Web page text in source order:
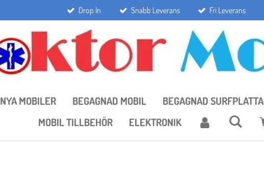
Drop In Snabb Leverans Fri Leverans
NYA MOBILER BEGAGNAD MOBIL BEGAGNAD SURFPLATTA
MOBIL TILLBEHÖR
ELEKTRONIK